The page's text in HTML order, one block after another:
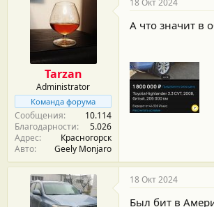
Tarzan
Administrator
Команда форума
Сообщения
10.114
Благодарности
5.026
Адрес
Красногорск
Авто
Geely Monjaro
18 Окт 2024
А что значит в
18 Окт 2024
Был бит в